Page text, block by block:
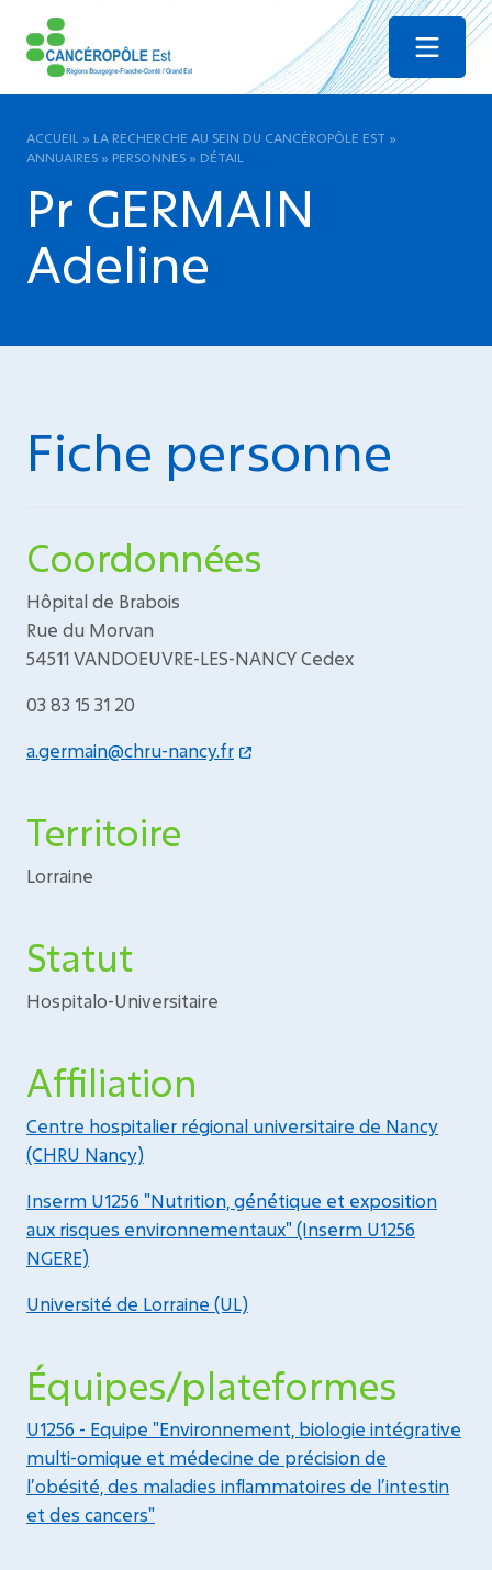
Menu
ACCUEIL » LA RECHERCHE AU SEIN DU CANCÉROPÔLE EST »
ANNUAIRES » PERSONNES » DÉTAIL
Pr GERMAIN
Adeline
Fiche personne
Coordonnées
Hôpital de Brabois
Rue du Morvan
54511 VANDOEUVRE-LES-NANCY Cedex
03 83 15 31 20
a.germain@chru-nancy.fr
Territoire
Lorraine
Statut
Hospitalo-Universitaire
Affiliation
Centre hospitalier régional universitaire de Nancy
(CHRU Nancy)
Inserm U1256 "Nutrition, génétique et exposition
aux risques environnementaux" (Inserm U1256
NGERE)
Université de Lorraine (UL)
Équipes/plateformes
U1256 - Equipe "Environnement, biologie intégrative
multi-omique et médecine de précision de
l’obésité, des maladies inflammatoires de l’intestin
et des cancers"